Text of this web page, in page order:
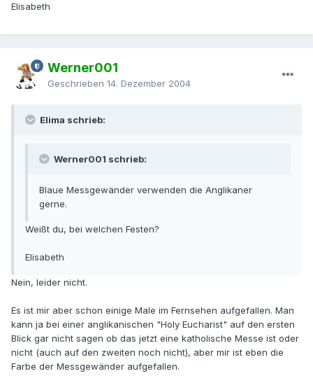
Elisabeth
Werner001
Geschrieben 14. Dezember 2004
Elima schrieb:
Werner001 schrieb:
Blaue Messgewänder verwenden die Anglikaner
gerne.
Weißt du, bei welchen Festen?
Elisabeth
Nein, leider nicht.
Es ist mir aber schon einige Male im Fernsehen aufgefallen. Man
kann ja bei einer anglikanischen "Holy Eucharist" auf den ersten
Blick gar nicht sagen ob das jetzt eine katholische Messe ist oder
nicht (auch auf den zweiten noch nicht), aber mir ist eben die
Farbe der Messgewänder aufgefallen.